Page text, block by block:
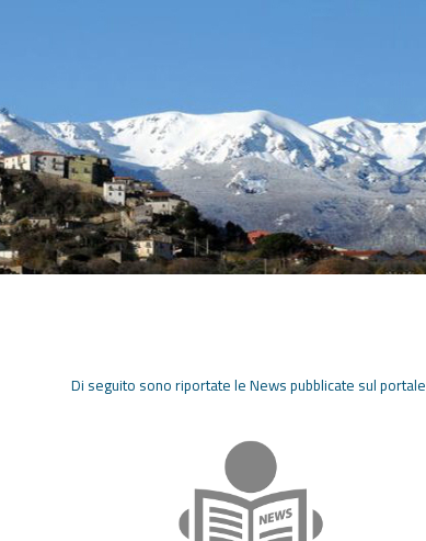
Di seguito sono riportate le News pubblicate sul portale